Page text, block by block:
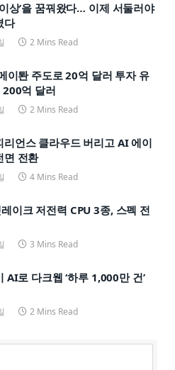
상’을 꿈꿔왔다… 이제 서둘러야
다
2 Mins Read
이퇀 주도로 20억 달러 투자 유
억 달러
2 Mins Read
리언스 클라우드 버리고 AI 에이
면 전환
4 Mins Read
이크 저전력 CPU 3종, 스펙 전
3 Mins Read
AI로 다크웹 ‘하루 1,000만 건’
2 Mins Read